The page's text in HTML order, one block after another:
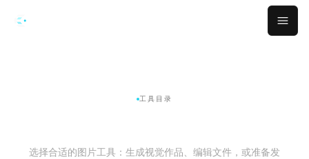
工具目录
选择合适的图片工具：生成视觉作品、编辑文件，或准备发